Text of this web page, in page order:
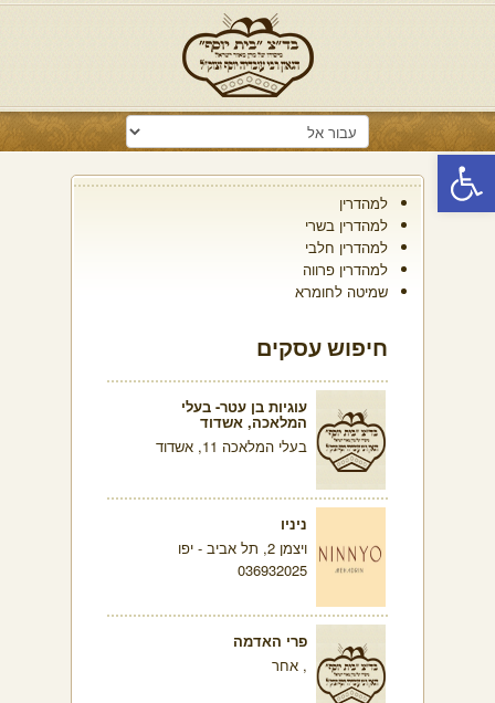
פתח סרגל נגישות
למהדרין
למהדרין בשרי
למהדרין חלבי
למהדרין פרווה
שמיטה לחומרא
חיפוש עסקים
עוגיות בן עטר- בעלי
המלאכה, אשדוד
בעלי המלאכה 11, אשדוד
ניניו
ויצמן 2, תל אביב - יפו
036932025
פרי האדמה
, אחר